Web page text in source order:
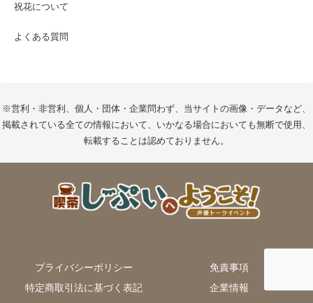
祝花について
よくある質問
※営利・非営利、個人・団体・企業問わず、当サイトの画像・データなど、
掲載されている全ての情報において、いかなる場合においても無断で使用、
転載することは認めておりません。
プライバシーポリシー
免責事項
特定商取引法に基づく表記
企業情報